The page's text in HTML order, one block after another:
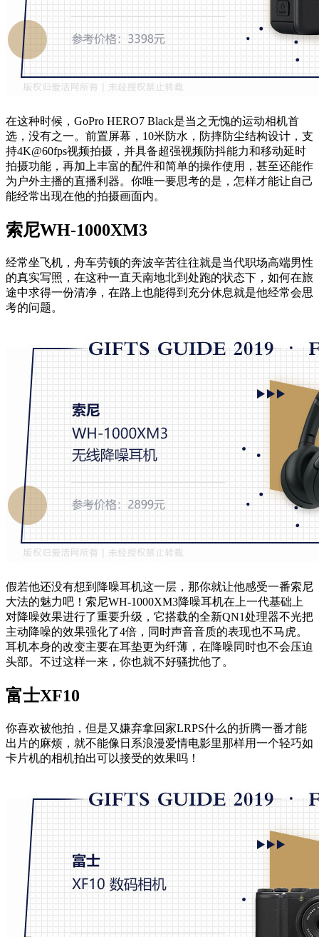
在这种时候，GoPro HERO7 Black是当之无愧的运动相机首
选，没有之一。前置屏幕，10米防水，防摔防尘结构设计，支
持4K@60fps视频拍摄，并具备超强视频防抖能力和移动延时
拍摄功能，再加上丰富的配件和简单的操作使用，甚至还能作
为户外主播的直播利器。你唯一要思考的是，怎样才能让自己
能经常出现在他的拍摄画面内。
索尼WH-1000XM3
经常坐飞机，舟车劳顿的奔波辛苦往往就是当代职场高端男性
的真实写照，在这种一直天南地北到处跑的状态下，如何在旅
途中求得一份清净，在路上也能得到充分休息就是他经常会思
考的问题。
假若他还没有想到降噪耳机这一层，那你就让他感受一番索尼
大法的魅力吧！索尼WH-1000XM3降噪耳机在上一代基础上
对降噪效果进行了重要升级，它搭载的全新QN1处理器不光把
主动降噪的效果强化了4倍，同时声音音质的表现也不马虎。
耳机本身的改变主要在耳垫更为纤薄，在降噪同时也不会压迫
头部。不过这样一来，你也就不好骚扰他了。
富士XF10
你喜欢被他拍，但是又嫌弃拿回家LRPS什么的折腾一番才能
出片的麻烦，就不能像日系浪漫爱情电影里那样用一个轻巧如
卡片机的相机拍出可以接受的效果吗！